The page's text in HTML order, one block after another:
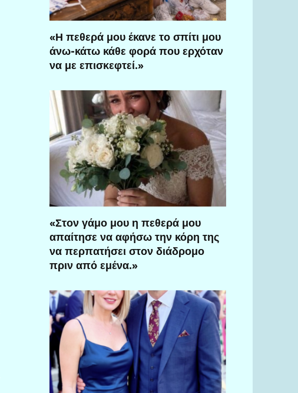
«Η πεθερά μου έκανε το σπίτι μου
άνω-κάτω κάθε φορά που ερχόταν
να με επισκεφτεί.»
«Στον γάμο μου η πεθερά μου
απαίτησε να αφήσω την κόρη της
να περπατήσει στον διάδρομο
πριν από εμένα.»